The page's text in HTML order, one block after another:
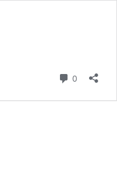
0 Comments